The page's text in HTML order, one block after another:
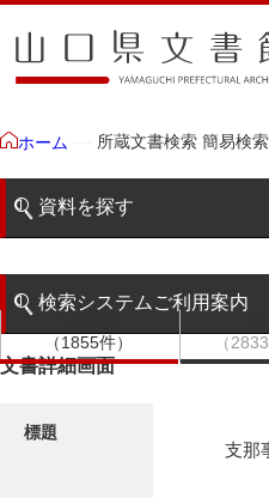
ホーム 所蔵文書検索 簡易検索
資料を探す
階層検索
検索システムご利用案内
検索システムの利用について
（1855件）
（
文書詳細画面
標題
支那